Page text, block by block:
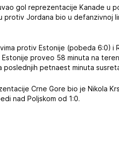
gol reprezentacije Kanade u
Jordana bio u defanzivnoj
protiv Estonije (pobeda 6:0) i
proveo 58 minuta na
poslednjih petnaest minuta
Crne Gore bio je Nikola
nad Poljskom od 1:0.